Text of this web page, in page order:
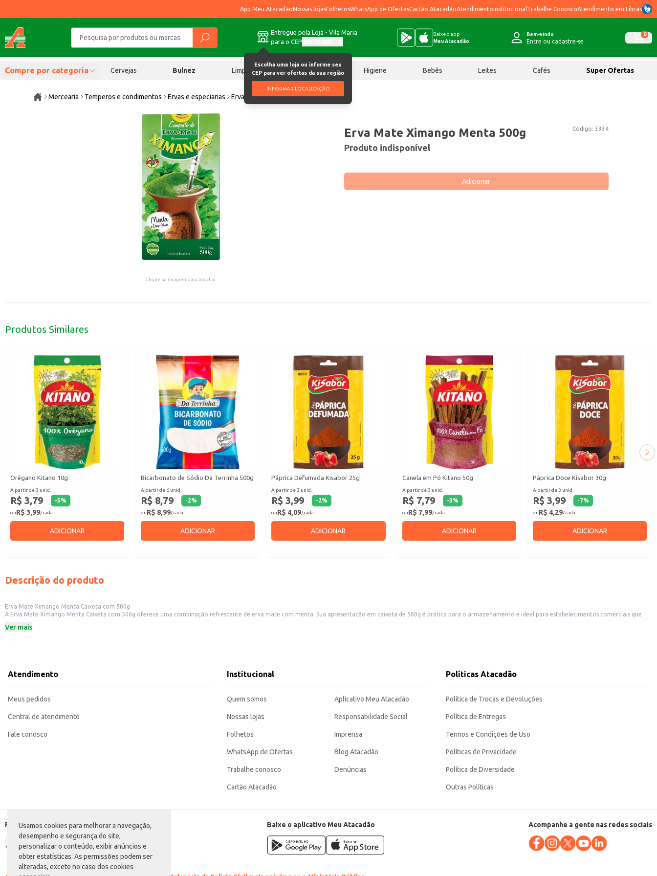
Usamos cookies para melhorar a navegação,
desempenho e segurança do site,
personalizar o conteúdo, exibir anúncios e
obter estatísticas. As permissões podem ser
alteradas, exceto no caso dos cookies
App Meu AtacadãoNossas lojasFolhetosWhatsApp de OfertasCartão AtacadãoAtendimentoInstitucional Trabalhe ConoscoAtendimento em Libras
Entregue pela Loja - Vila Maria
para o CEP
Escolha uma loja ou informe seu
CEP para ver ofertas da sua região
INFORMAR LOCALIZAÇÃO
Baixe o app
Meu Atacadão
Bem-vindo
Entre ou cadastre-se
0
Compre por categoria Cervejas Bulnez Limpeza Chocolates Higiene Bebês Leites Cafés Super Ofertas
Mercearia Temperos e condimentos Ervas e especiarias Erva Mate Ximango Menta 500g
Clique na imagem para ampliar.
Código: 3334
Erva Mate Ximango Menta 500g
Produto indisponível
Adicionar
Produtos Similares
Orégano Kitano 10g
A partir de 3 unid.
R$ 3,79 -5%
ouR$ 3,99/ cada
ADICIONAR
Bicarbonato de Sódio Da Terrinha 500g
A partir de 6 unid.
R$ 8,79 -2%
ouR$ 8,99/ cada
ADICIONAR
Páprica Defumada Kisabor 25g
A partir de 3 unid.
R$ 3,99 -2%
ouR$ 4,09/ cada
ADICIONAR
Canela em Pó Kitano 50g
A partir de 3 unid.
R$ 7,79 -3%
ouR$ 7,99/ cada
ADICIONAR
Páprica Doce Kisabor 30g
A partir de 3 unid.
R$ 3,99 -7%
ouR$ 4,29/ cada
ADICIONAR
Descrição do produto
Erva Mate Ximango Menta Caixeta com 500g
A Erva Mate Ximango Menta Caixeta com 500g oferece uma combinação refrescante de erva mate com menta. Sua apresentação em caixeta de 500g é prática para o armazenamento e ideal para estabelecimentos comerciais que
Dicas de uso:
refrescante, atendendo a diferentes preferências.
Marca: Ximango
Categoria: Ervas e especiarias
EAN: 7896744100280
Ver mais
Atendimento
Meus pedidos
Central de atendimento
Fale conosco
Institucional
Quem somos
Nossas lojas
Folhetos
WhatsApp de Ofertas
Trabalhe conosco
Cartão Atacadão
Aplicativo Meu Atacadão
Responsabilidade Social
Imprensa
Blog Atacadão
Denúncias
Políticas Atacadão
Política de Trocas e Devoluções
Política de Entregas
Termos e Condições de Uso
Políticas de Privacidade
Política de Diversidade
Outras Políticas
Formas de pagamento Baixe o aplicativo Meu Atacadão Acompanhe a gente nas redes sociais